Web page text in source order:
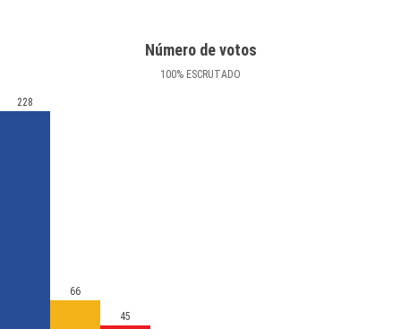
Número de votos
100% ESCRUTADO
228
66
45